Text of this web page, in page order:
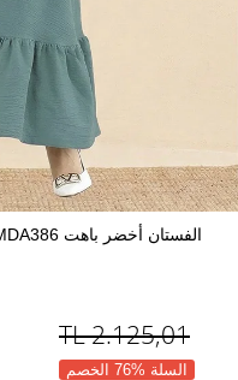
الفستان أخضر باهت 5003MDA386
2.125,01
TL
السلة %76 الخصم